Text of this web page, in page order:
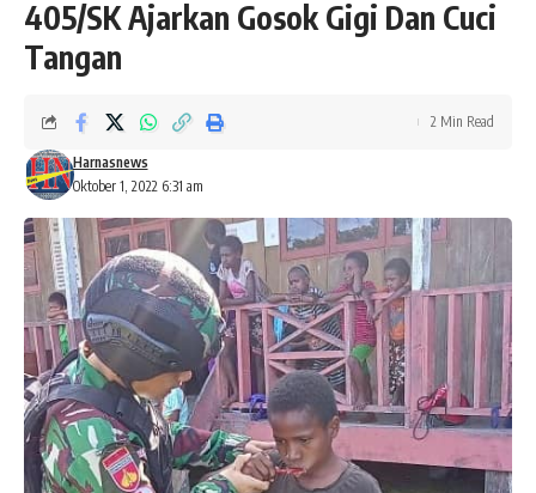
405/SK Ajarkan Gosok Gigi Dan Cuci
Tangan
Oktober 1, 2022 6:31 am
Harnasnews
2 Min Read